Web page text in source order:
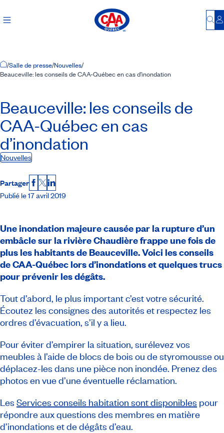
Accueil
/Salle de presse/Nouvelles/
Beauceville: les conseils de CAA-Québec en cas d’inondation
Beauceville: les conseils de
CAA-Québecen cas
d’inondation
Nouvelles
Partager Facebook
X LinkedIn
Publié le 17 avril 2019
Une inondation majeure causée par la rupture d’un
embâcle sur la rivière Chaudière frappe unefois de
plus les habitants de Beauceville. Voici les conseils
de CAA-Québec lors d’inondations et quelques trucs
pour prévenir les dégâts.
Tout d’abord, le plus important c’est votre sécurité.
Écoutez les consignes des autorités et respectez les
ordres d’évacuation, s’il y a lieu.
Pour éviter d’empirer la situation, surélevez vos
meubles à l’aide de blocs de bois ou de styromousse ou
déplacez-les dans une pièce non inondée. Prenez des
photos en vue d’une éventuelle réclamation.
Les Services conseils habitation sont disponibles pour
répondre aux questions des membres en matière
d’inondations et de dégâts d’eau.